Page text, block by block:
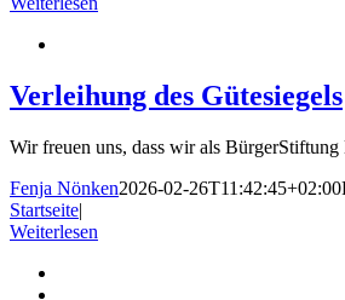
Verleihung des Gütesiegels
Wir freuen uns, dass wir als
Fenja Nönken2026-02-26T11:42:45+02:00
Startseite|
Weiterlesen